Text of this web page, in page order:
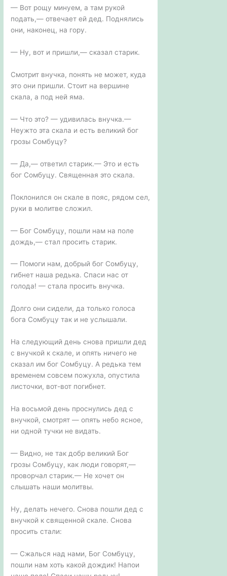
— Вот рощу минуем, а там рукой
подать,— отвечает ей дед. Поднялись
они, наконец, на гору.
— Ну, вот и пришли,— сказал старик.
Смотрит внучка, понять не может, куда
это они пришли. Стоит на вершине
скала, а под ней яма.
— Что это? — удивилась внучка.—
Неужто эта скала и есть великий бог
грозы Сомбуцу?
— Да,— ответил старик.— Это и есть
бог Сомбуцу. Священная это скала.
Поклонился он скале в пояс, рядом сел,
руки в молитве сложил.
— Бог Сомбуцу, пошли нам на поле
дождь,— стал просить старик.
— Помоги нам, добрый бог Сомбуцу,
гибнет наша редька. Спаси нас от
голода! — стала просить внучка.
Долго они сидели, да только голоса
бога Сомбуцу так и не услышали.
На следующий день снова пришли дед
с внучкой к скале, и опять ничего не
сказал им бог Сомбуцу. А редька тем
временем совсем пожухла, опустила
листочки, вот-вот погибнет.
На восьмой день проснулись дед с
внучкой, смотрят — опять небо ясное,
ни одной тучки не видать.
— Видно, не так добр великий Бог
грозы Сомбуцу, как люди говорят,—
проворчал старик.— Не хочет он
слышать наши молитвы.
Ну, делать нечего. Снова пошли дед с
внучкой к священной скале. Снова
просить стали:
— Сжалься над нами, Бог Сомбуцу,
пошли нам хоть какой дождик! Напои